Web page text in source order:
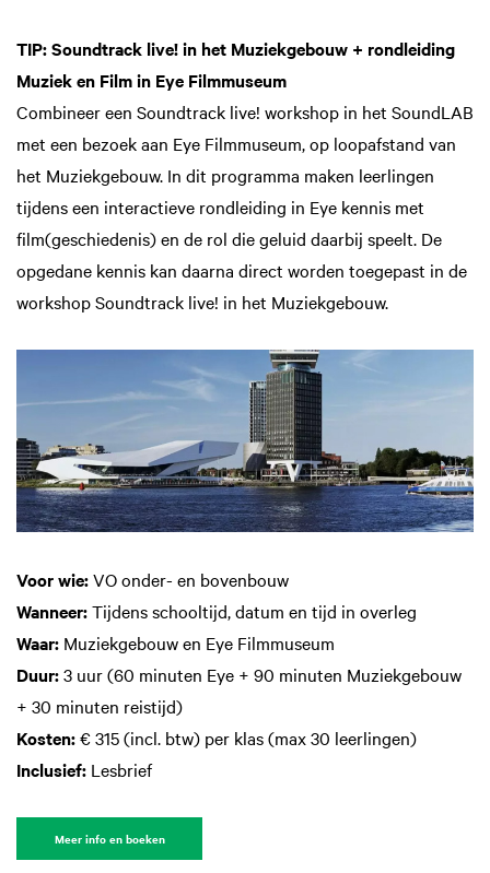
TIP: Soundtrack live! in het Muziekgebouw + rondleiding
Muziek en Film in Eye Filmmuseum
Combineer een Soundtrack live! workshop in het SoundLAB
met een bezoek aan Eye Filmmuseum, op loopafstand van
het Muziekgebouw. In dit programma maken leerlingen
tijdens een interactieve rondleiding in Eye kennis met
film(geschiedenis) en de rol die geluid daarbij speelt. De
opgedane kennis kan daarna direct worden toegepast in de
workshop Soundtrack live! in het Muziekgebouw.
Voor wie:VO onder- en bovenbouw
Wanneer:Tijdens schooltijd, datum en tijd in overleg
Waar: Muziekgebouw en Eye Filmmuseum
Duur:3 uur (60 minuten Eye + 90 minuten Muziekgebouw
+ 30 minuten reistijd)
Kosten:€ 315 (incl. btw) per klas (max 30 leerlingen)
Inclusief: Lesbrief
Meer info en boeken